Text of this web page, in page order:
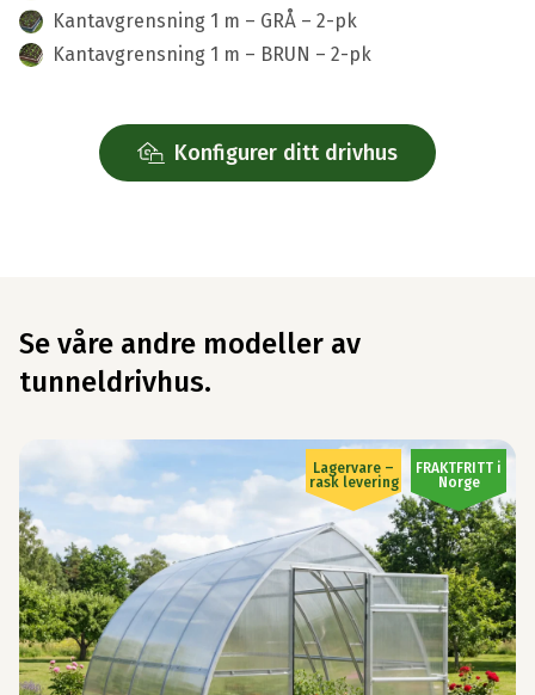
Kantavgrensning 1 m – GRÅ – 2-pk
Kantavgrensning 1 m – BRUN – 2-pk
Konfigurer ditt drivhus
Se våre andre modeller av
tunneldrivhus.
Lagervare –
rask levering
FRAKTFRITT i
Norge